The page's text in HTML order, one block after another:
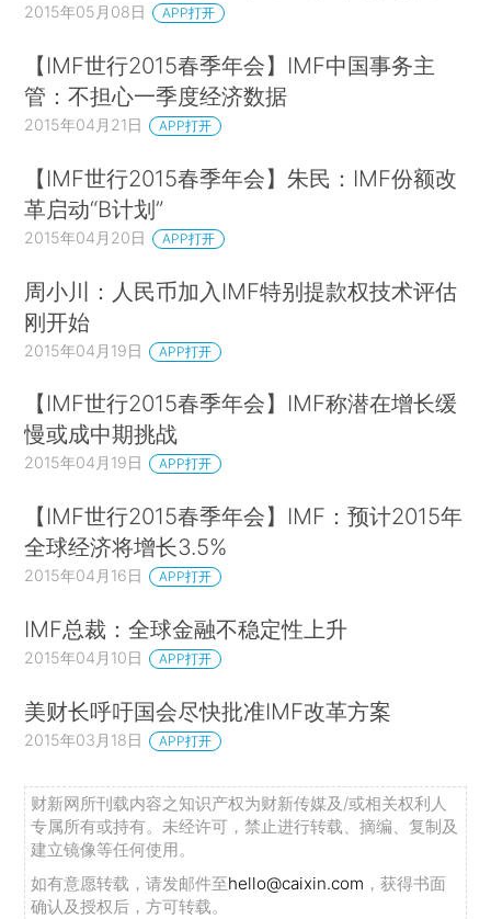
2015年05月08日 APP打开
【IMF世行2015春季年会】IMF中国事务主
管：不担心一季度经济数据
2015年04月21日 APP打开
【IMF世行2015春季年会】朱民：IMF份额改
革启动“B计划”
2015年04月20日 APP打开
周小川：人民币加入IMF特别提款权技术评估
刚开始
2015年04月19日 APP打开
【IMF世行2015春季年会】IMF称潜在增长缓
慢或成中期挑战
2015年04月19日 APP打开
【IMF世行2015春季年会】IMF：预计2015年
全球经济将增长3.5%
2015年04月16日 APP打开
IMF总裁：全球金融不稳定性上升
2015年04月10日 APP打开
美财长呼吁国会尽快批准IMF改革方案
2015年03月18日 APP打开
财新网所刊载内容之知识产权为财新传媒及/或相关权利人
专属所有或持有。未经许可，禁止进行转载、摘编、复制及
建立镜像等任何使用。
如有意愿转载，请发邮件至hello@caixin.com ，获得书面
确认及授权后，方可转载。